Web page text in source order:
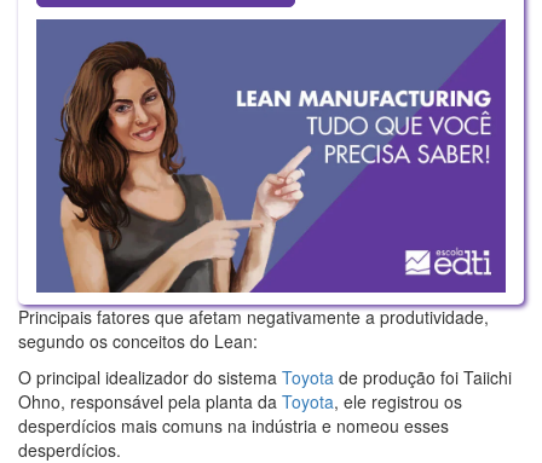
Principais fatores que afetam negativamente a produtividade,
segundo os conceitos do Lean:
O principal idealizador do sistema Toyota de produção foi Taiichi
Ohno, responsável pela planta da Toyota, ele registrou os
desperdícios mais comuns na indústria e nomeou esses
desperdícios.